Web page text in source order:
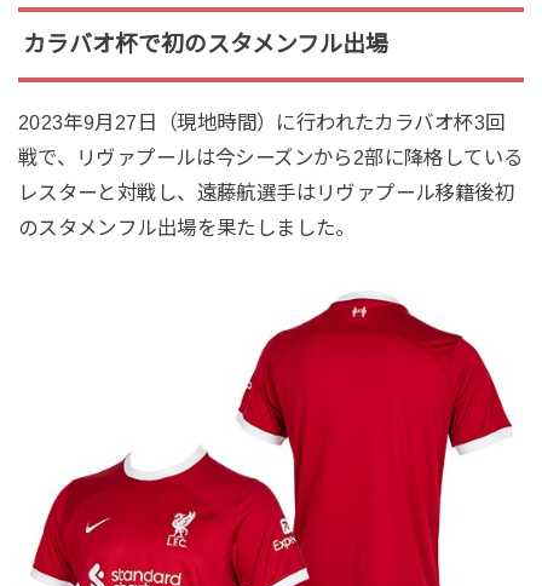
カラバオ杯で初のスタメンフル出場
2023年9月27日（現地時間）に行われたカラバオ杯3回
戦で、リヴァプールは今シーズンから2部に降格している
レスターと対戦し、遠藤航選手はリヴァプール移籍後初
のスタメンフル出場を果たしました。